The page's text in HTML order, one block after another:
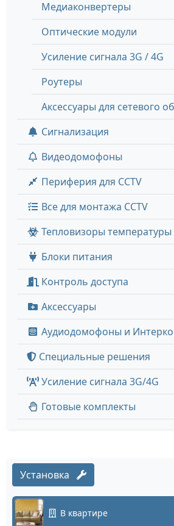
Медиаконвертеры
Оптические модули
Усиление сигнала 3G / 4G
Роутеры
Аксессуары для сетевого
Сигнализация
Видеодомофоны
Периферия для CCTV
Все для монтажа CCTV
Тепловизоры температуры
Блоки питания
Контроль доступа
Аксессуары
Аудиодомофоны и
Специальные решения
Усиление сигнала 3G/4G
Готовые комплекты
Установка
В квартире